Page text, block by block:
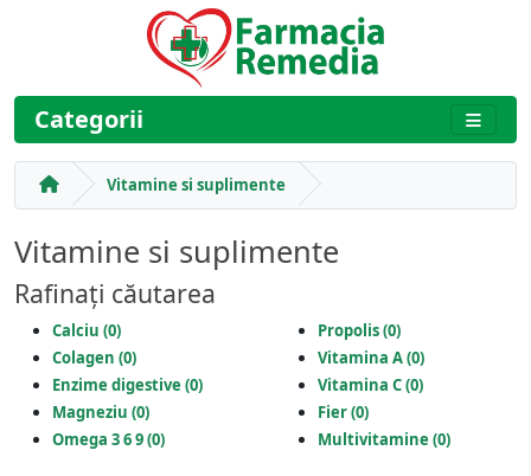
Categorii
Vitamine si suplimente
Vitamine si suplimente
Rafinați căutarea
Calciu (0)
Colagen (0)
Enzime digestive (0)
Magneziu (0)
Omega 3 6 9 (0)
Propolis (0)
Vitamina A (0)
Vitamina C (0)
Fier (0)
Multivitamine (0)